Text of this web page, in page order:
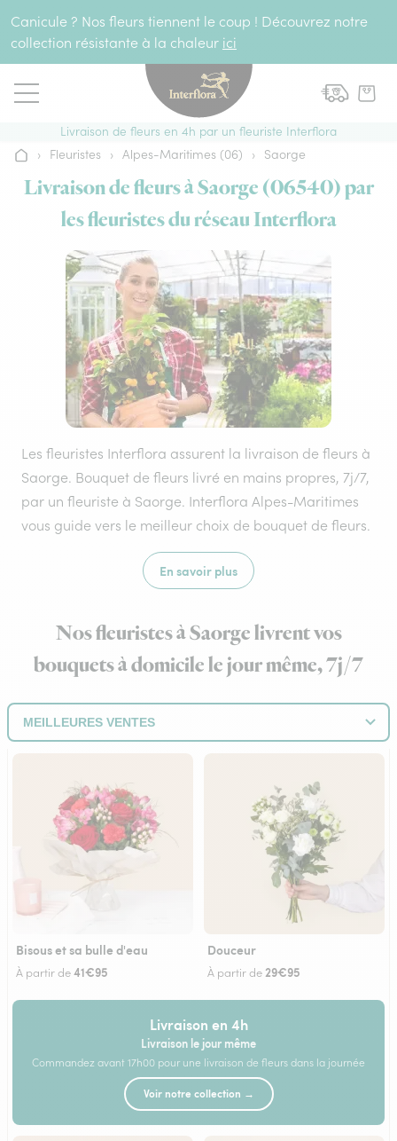
Canicule ? Nos fleurs tiennent le coup ! Découvrez notre
collection résistante à la chaleur ici
Livraison de fleurs en 4h par un fleuriste Interflora
Accueil
› Fleuristes › Alpes-Maritimes (06) › Saorge
Livraison de fleurs à Saorge (06540) par
les fleuristes du réseau Interflora
Les fleuristes Interflora assurent la livraison de fleurs à
Saorge. Bouquet de fleurs livré en mains propres, 7j/7,
par un fleuriste à Saorge. Interflora Alpes-Maritimes
vous guide vers le meilleur choix de bouquet de fleurs.
En savoir plus
Nos fleuristes à Saorge livrent vos
bouquets à domicile le jour même, 7j/7
Bisous et sa bulle d'eau
À partir de41€95
Douceur
À partir de29€95
Livraison en 4h
Livraison le jour même
Commandez avant 17h00 pour une livraison de fleurs dans la journée
Voir notre collection →